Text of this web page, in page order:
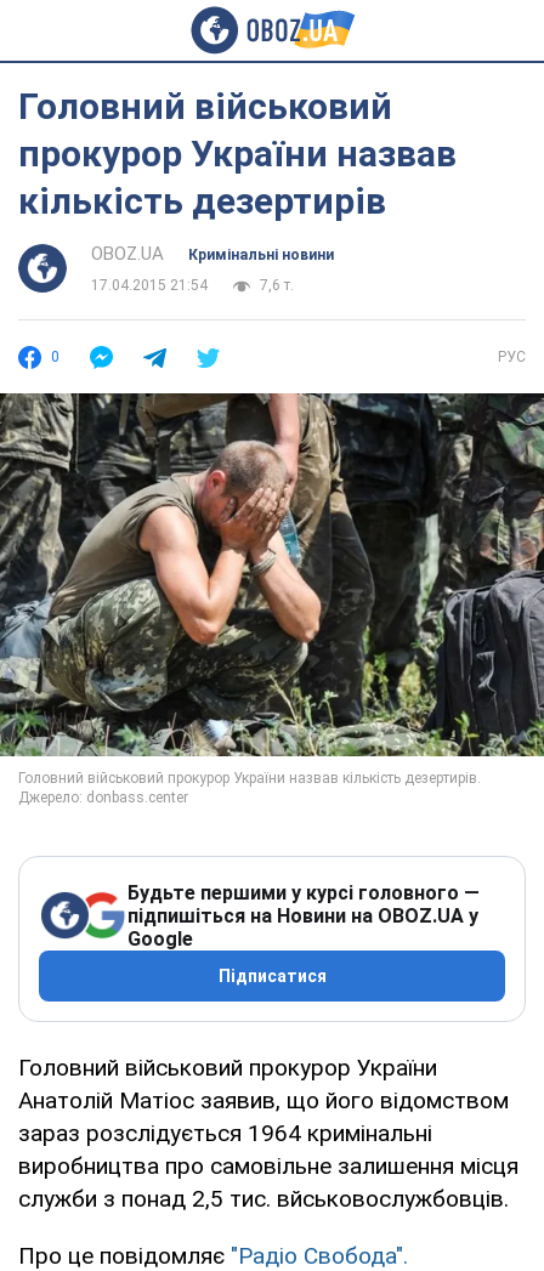
Головний військовий
прокурор України назвав
кількість дезертирів
OBOZ.UA
Кримінальні новини
17.04.2015 21:54
7,6 т.
0 РУС
Будьте першими у курсі головного —
підпишіться на Новини на OBOZ.UA у
Google
Підписатися
Головний військовий прокурор України
Анатолій Матіос заявив, що його відомством
зараз розслідується 1964 кримінальні
виробництва про самовільне залишення місця
служби з понад 2,5 тис. вйськовослужбовців.
Про це повідомляє "Радіо Свобода".